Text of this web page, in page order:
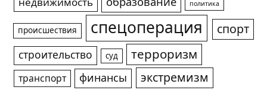
недвижимость
образование политика
происшествия спецоперация спорт
строительство суд терроризм
транспорт финансы экстремизм